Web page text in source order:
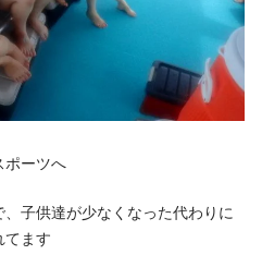
ポーツへ
子供達が少なくなった代わりに
てます